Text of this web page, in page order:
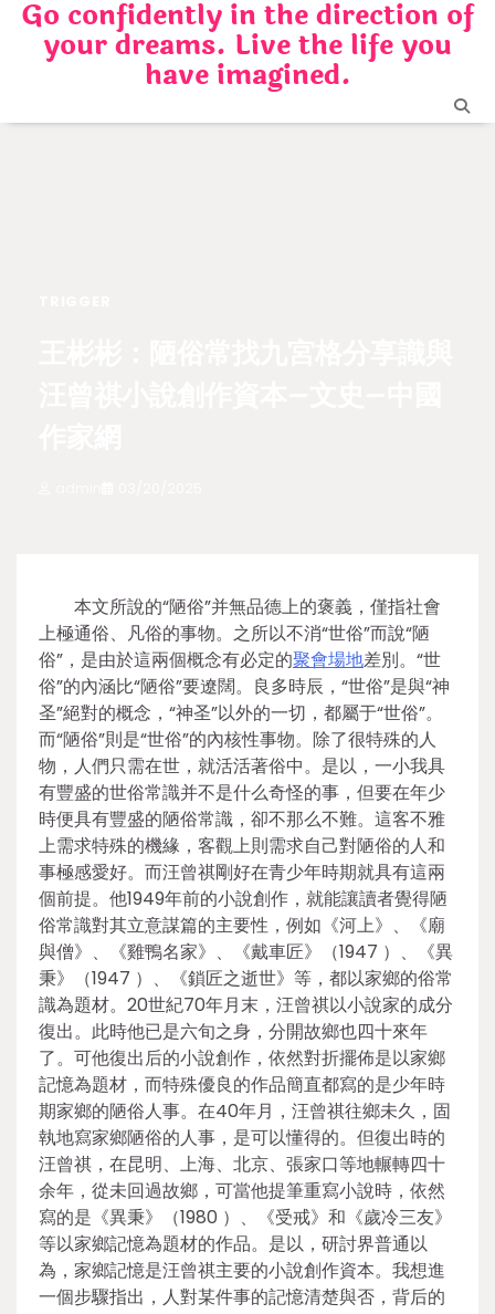
Skip
content
Go confidently in the direction of
your dreams. Live the life you
have imagined.
本文所說的“陋俗”并無品德上的褒義，僅指社會
上極通俗、凡俗的事物。之所以不消“世俗”而說“陋
俗”，是由於這兩個概念有必定的聚會場地差別。“世
俗”的內涵比“陋俗”要遼闊。良多時辰，“世俗”是與“神
圣”絕對的概念，“神圣”以外的一切，都屬于“世俗”。
而“陋俗”則是“世俗”的內核性事物。除了很特殊的人
物，人們只需在世，就活活著俗中。是以，一小我具
有豐盛的世俗常識并不是什么奇怪的事，但要在年少
時便具有豐盛的陋俗常識，卻不那么不難。這客不雅
上需求特殊的機緣，客觀上則需求自己對陋俗的人和
事極感愛好。而汪曾祺剛好在青少年時期就具有這兩
個前提。他1949年前的小說創作，就能讓讀者覺得陋
俗常識對其立意謀篇的主要性，例如《河上》、《廟
與僧》、《雞鴨名家》、《戴車匠》（1947 ）、《異
秉》（1947 ）、《鎖匠之逝世》等，都以家鄉的俗常
識為題材。20世紀70年月末，汪曾祺以小說家的成分
復出。此時他已是六旬之身，分開故鄉也四十來年
了。可他復出后的小說創作，依然對折擺佈是以家鄉
記憶為題材，而特殊優良的作品簡直都寫的是少年時
期家鄉的陋俗人事。在40年月，汪曾祺往鄉未久，固
執地寫家鄉陋俗的人事，是可以懂得的。但復出時的
汪曾祺，在昆明、上海、北京、張家口等地輾轉四十
余年，從未回過故鄉，可當他提筆重寫小說時，依然
寫的是《異秉》（1980 ）、《受戒》和《歲冷三友》
等以家鄉記憶為題材的作品。是以，研討界普通以
為，家鄉記憶是汪曾祺主要的小說創作資本。我想進
一個步驟指出，人對某件事的記憶清楚與否，背后的